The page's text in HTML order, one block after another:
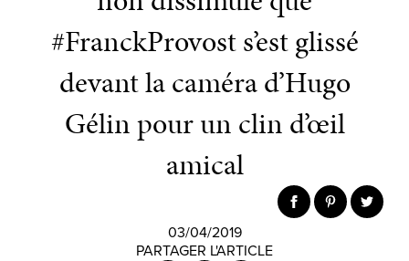
#FranckProvost s’est glissé
devant la caméra d’Hugo
Gélin pour un clin d’œil
amical
03/04/2019
PARTAGER L'ARTICLE